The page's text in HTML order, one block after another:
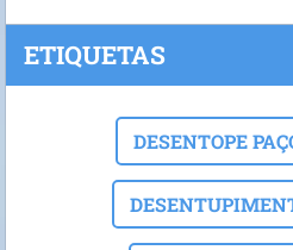
ETIQUETAS
DESENTOPE